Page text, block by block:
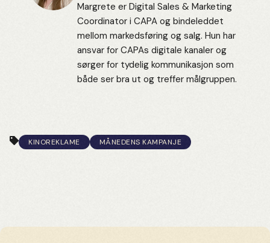
Margrete er Digital Sales & Marketing
Coordinator i CAPA og bindeleddet
mellom markedsføring og salg. Hun har
ansvar for CAPAs digitale kanaler og
sørger for tydelig kommunikasjon som
både ser bra ut og treffer målgruppen.
KINOREKLAME MÅNEDENS KAMPANJE